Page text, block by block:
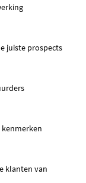
juiste prospects
klanten van